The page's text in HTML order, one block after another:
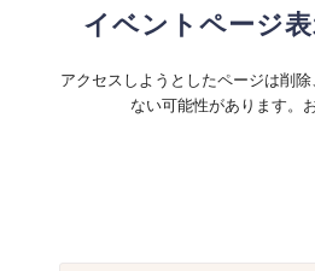
イベントページ
アクセスしようとしたページは削
ない可能性があります。